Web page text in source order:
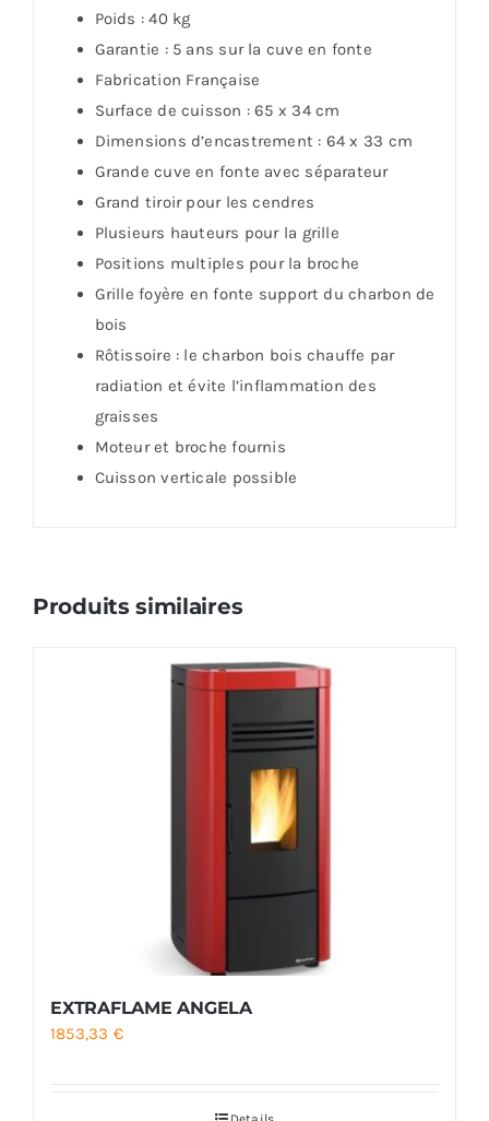
Poids :40 kg
Garantie : 5 ans sur la cuve en fonte
Fabrication Française
Surface de cuisson :65 x 34 cm
Dimensions d’encastrement : 64 x 33 cm
Grande cuve en fonte avec séparateur
Grand tiroir pour les cendres
Plusieurs hauteurs pour la grille
Positions multiples pour la broche
Grille foyère en fonte support du charbon de
bois
Rôtissoire : le charbon bois chauffe par
radiation et évite l’inflammation des
graisses
Moteur et broche fournis
Cuisson verticale possible
Produits similaires
EXTRAFLAME ANGELA
1853,33 €